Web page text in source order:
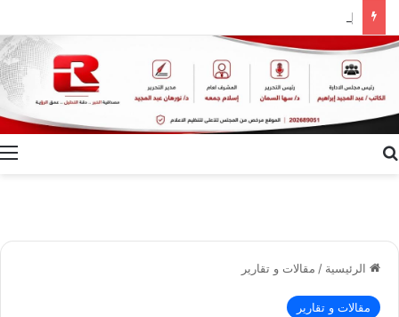
الرئيسية / مقالات و تقارير
مقالات و تقارير